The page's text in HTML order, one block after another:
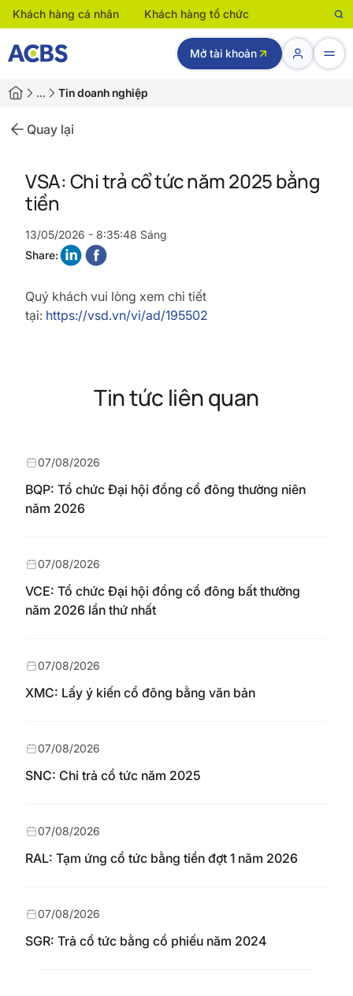
Khách hàng cá nhân Khách hàng tổ chức
Mở tài khoản
… Tin doanh nghiệp
Quay lại
VSA: Chi trả cổ tức năm 2025 bằng
tiền
13/05/2026 - 8:35:48 Sáng
Share:
Quý khách vui lòng xem chi tiết
tại: https://vsd.vn/vi/ad/195502
Tin tức liên quan
BQP: Tổ chức Đại hội đồng cổ đông thường niên
năm 2026
07/08/2026
VCE: Tổ chức Đại hội đồng cổ đông bất thường
năm 2026 lần thứ nhất
07/08/2026
XMC: Lấy ý kiến cổ đông bằng văn bản
07/08/2026
SNC: Chi trả cổ tức năm 2025
07/08/2026
RAL: Tạm ứng cổ tức bằng tiền đợt 1 năm 2026
07/08/2026
SGR: Trả cổ tức bằng cổ phiếu năm 2024
07/08/2026